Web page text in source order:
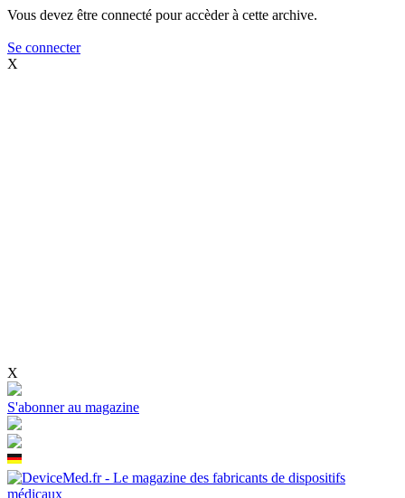
Vous devez être connecté pour accèder à cette archive.
Se connecter
X
X
S'abonner au magazine